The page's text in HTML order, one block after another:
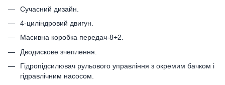
Сучасний дизайн.
4-циліндровий двигун.
Масивна коробка передач-8+2.
Дводискове зчеплення.
Гідропідсилювач рульового управління з окремим бачком і
гідравлічним насосом.